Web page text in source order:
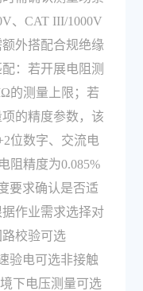
、CAT III/1000V
外搭配合规绝缘
：若开展电阻测
的测量上限；若
的精度参数，该
位数字、交流电
阻精度为0.085%
要求确认是否适
作业需求选择对
校验可选
验电可选非接触
下电压测量可选